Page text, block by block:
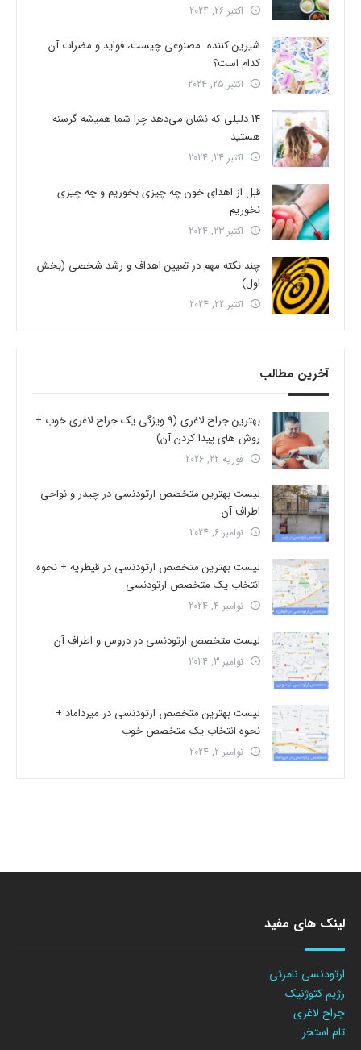
اکتبر 26, 2024
شیرین کننده مصنوعی چیست، فواید و مضرات آن
کدام است؟
اکتبر 25, 2024
14 دلیلی که نشان می‌دهد چرا شما همیشه گرسنه
هستید
اکتبر 24, 2024
قبل از اهدای خون چه چیزی بخوریم و چه چیزی
نخوریم
اکتبر 23, 2024
چند نکته مهم در تعیین اهداف و رشد شخصی (بخش
اول)
اکتبر 22, 2024
آخرین مطالب
بهترین جراح لاغری (9 ویژگی یک جراح لاغری خوب +
روش های پیدا کردن آن)
فوریه 22, 2026
لیست بهترین متخصص ارتودنسی در چیذر و نواحی
اطراف آن
نوامبر 6, 2024
لیست بهترین متخصص ارتودنسی در قیطریه + نحوه
انتخاب یک متخصص ارتودنسی
نوامبر 4, 2024
لیست متخصص ارتودنسی در دروس و اطراف آن
نوامبر 3, 2024
لیست بهترین متخصص ارتودنسی در میرداماد +
نحوه انتخاب یک متخصص خوب
نوامبر 2, 2024
لینک های مفید
ارتودنسی نامرئی
رژیم کتوژنیک
جراح لاغری
تام استخر